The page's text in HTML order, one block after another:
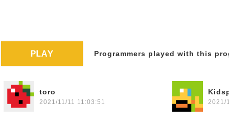
Programmers played with this
toro
2021/11/11 11:03:51 2021/